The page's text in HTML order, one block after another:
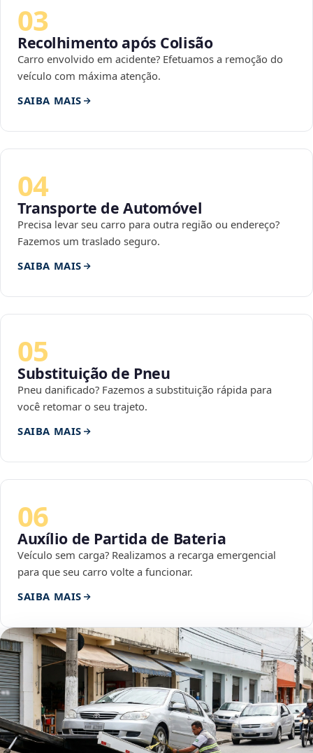
03
Recolhimento após Colisão
Carro envolvido em acidente? Efetuamos a remoção do
veículo com máxima atenção.
SAIBA MAIS
04
Transporte de Automóvel
Precisa levar seu carro para outra região ou endereço?
Fazemos um traslado seguro.
SAIBA MAIS
05
Substituição de Pneu
Pneu danificado? Fazemos a substituição rápida para
você retomar o seu trajeto.
SAIBA MAIS
06
Auxílio de Partida de Bateria
Veículo sem carga? Realizamos a recarga emergencial
para que seu carro volte a funcionar.
SAIBA MAIS